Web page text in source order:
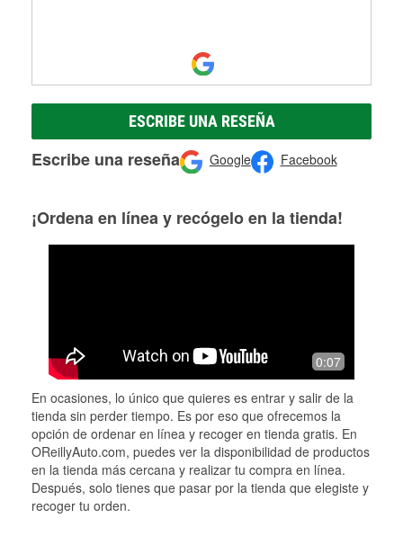
ESCRIBE UNA RESEÑA
Escribe una reseña Google Facebook
¡Ordena en línea y recógelo en la tienda!
0:07
En ocasiones, lo único que quieres es entrar y salir de la
tienda sin perder tiempo. Es por eso que ofrecemos la
opción de ordenar en línea y recoger en tienda gratis. En
OReillyAuto.com, puedes ver la disponibilidad de productos
en la tienda más cercana y realizar tu compra en línea.
Después, solo tienes que pasar por la tienda que elegiste y
recoger tu orden.